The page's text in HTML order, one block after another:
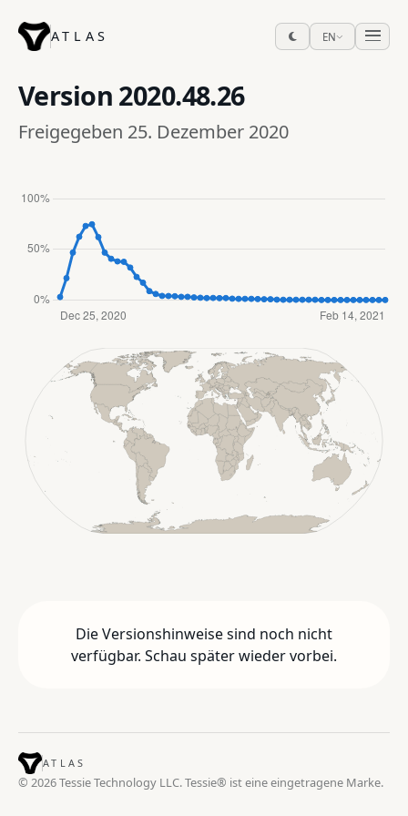
ATLAS EN
Version 2020.48.26
Freigegeben 25. Dezember 2020
Die Versionshinweise sind noch nicht
verfügbar. Schau später wieder vorbei.
ATLAS
© 2026 Tessie Technology LLC. Tessie® ist eine eingetragene Marke.